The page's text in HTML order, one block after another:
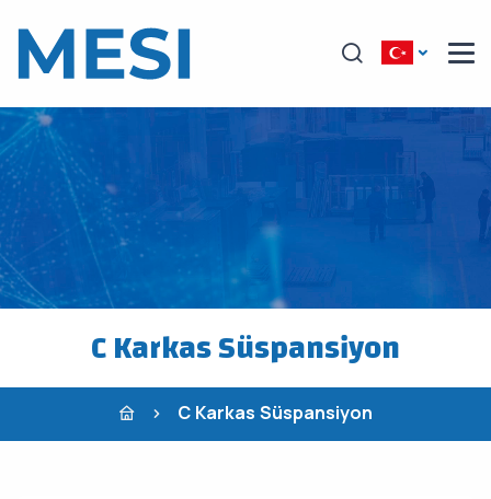
C Karkas Süspansiyon
C Karkas Süspansiyon